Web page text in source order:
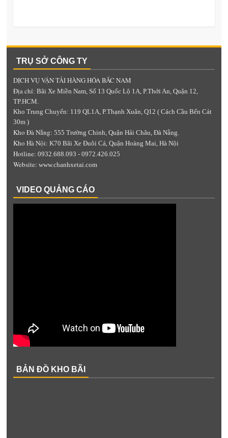
TRỤ SỞ CÔNG TY
DỊCH VỤ VẬN TẢI HÀNG HÓA BẮC NAM
Địa chỉ: Bãi Xe Miền Nam, Số 13 Quốc Lộ 1A, P.Thới An, Quận 12,
TP.HCM.
Kho Trung Chuyển: 119 QL1A, P.Thạnh Xuân, Q12 ( Cách Cầu Bến Cát
30m )
Kho Đà Nẵng: 555 Trường Chinh, Quận Hải Châu, Đà Nẵng.
Kho Hà Nội: K70 Bãi Xe Đuôi Cá, Quận Hoàng Mai, Hà Nội
Hotline: 0932.688.093 - 0972.426.025
Website: www.chanhxetai.com
VIDEO QUẢNG CÁO
BẢN ĐỒ KHO BÃI